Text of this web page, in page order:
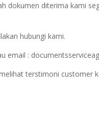
dokumen diterima kami
hubungi kami.
email :
terstimoni customer